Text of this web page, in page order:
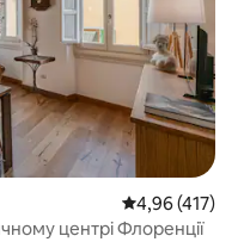
Середня
4,96 (417)
центрі Флоренції